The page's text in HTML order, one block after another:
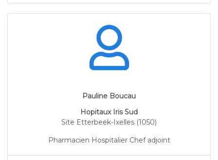
Pauline Boucau
Hopitaux Iris Sud
Site Etterbeek-Ixelles (1050)
Pharmacien Hospitalier Chef adjoint